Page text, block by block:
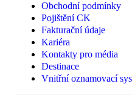
Obchodní podmínky
Pojištění CK
Fakturační údaje
Kariéra
Kontakty pro média
Destinace
Vnitřní oznamovací